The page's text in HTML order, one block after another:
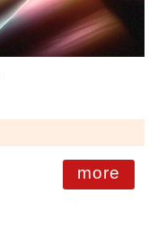
more